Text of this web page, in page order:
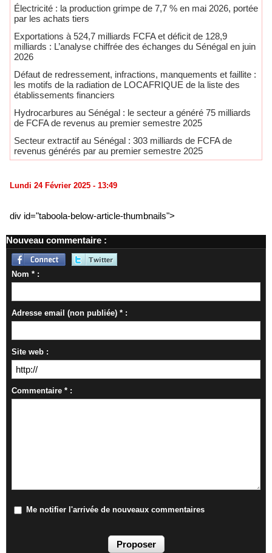
Électricité : la production grimpe de 7,7 % en mai 2026, portée
par les achats tiers
Exportations à 524,7 milliards FCFA et déficit de 128,9
milliards : L’analyse chiffrée des échanges du Sénégal en juin
2026
Défaut de redressement, infractions, manquements et faillite :
les motifs de la radiation de LOCAFRIQUE de la liste des
établissements financiers
Hydrocarbures au Sénégal : le secteur a généré 75 milliards
de FCFA de revenus au premier semestre 2025
​Secteur extractif au Sénégal : 303 milliards de FCFA de
revenus générés par au premier semestre 2025
Lundi 24 Février 2025 - 13:49
div id="taboola-below-article-thumbnails">
Nouveau commentaire :
Nom * :
Adresse email (non publiée) * :
Site web :
Commentaire * :
Me notifier l'arrivée de nouveaux commentaires